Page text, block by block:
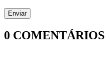
0 COMENTÁRIOS